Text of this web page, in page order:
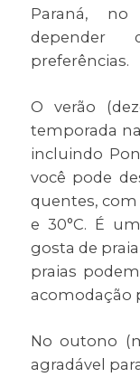
Paraná,
depender
preferências.
O verão
temporada
incluindo
você pode
quentes, com
e 30°C. É
gosta de
praias
acomodação
No outono
agradável